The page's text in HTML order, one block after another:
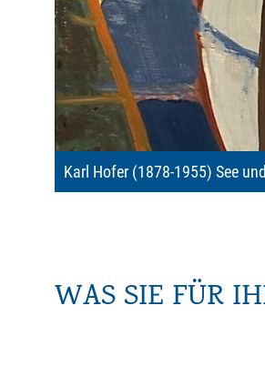
Karl Hofer (1878-1955) See
WAS SIE FÜR